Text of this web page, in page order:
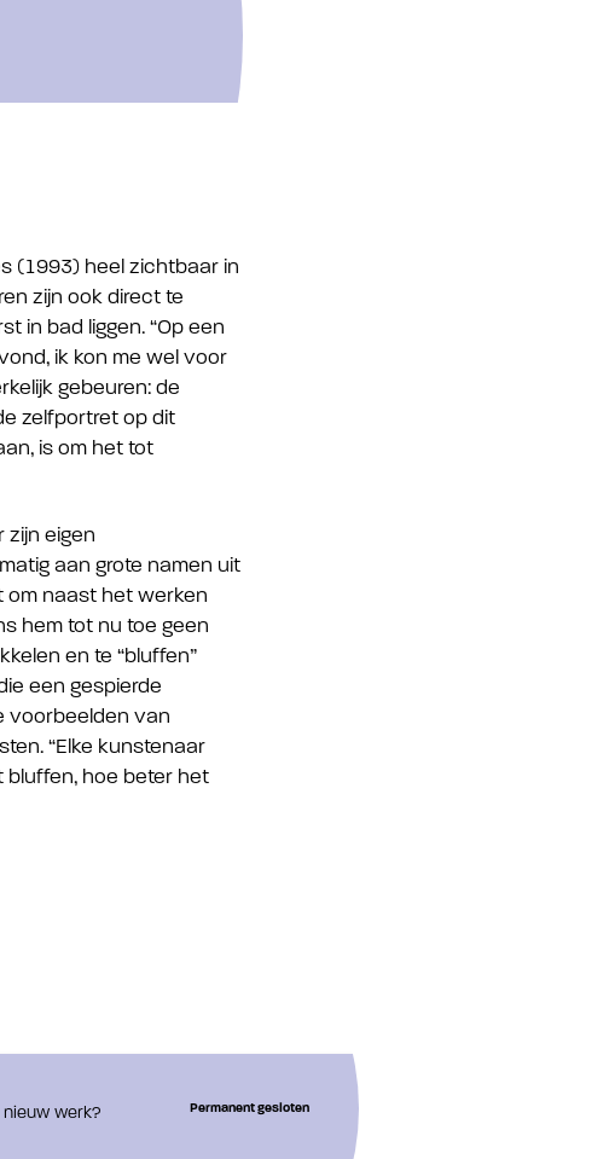
(1993) heel zichtbaar in
zijn ook direct te
in bad liggen. “Op een
ik kon me wel voor
gebeuren: de
zelfportret op dit
is om het tot
zijn eigen
aan grote namen uit
om naast het werken
hem tot nu toe geen
en te “bluffen”
een gespierde
voorbeelden van
“Elke kunstenaar
bluffen, hoe beter het
werk?
Permanent gesloten